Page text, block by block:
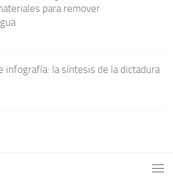
para remover
infografía: la síntesis de la dictadura